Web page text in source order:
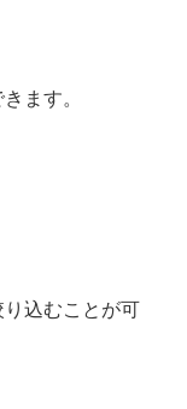
ます。
込むことが可